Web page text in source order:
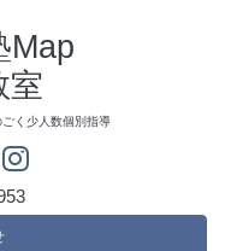
Map
室
ごく少人数個別指導